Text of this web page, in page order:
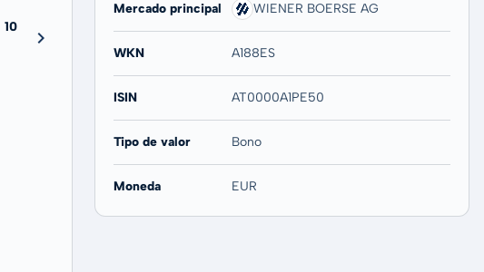
10 años
-
Mercado principal WIENER BOERSE AG
WKN A188ES
ISIN AT0000A1PE50
Tipo de valor Bono
Moneda EUR